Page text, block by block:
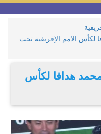
لكأس الامم الإفريقية تحت
هدافا لكأس